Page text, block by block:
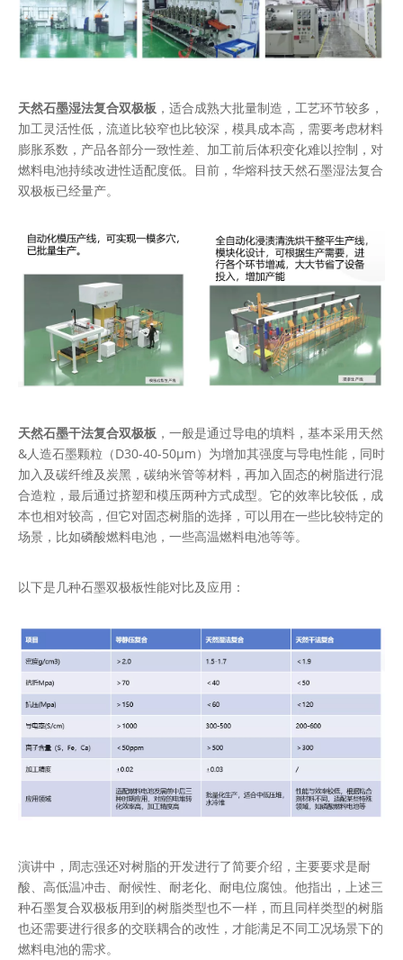
天然石墨湿法复合双极板 ，适合成熟大批量制造，工艺环节较多，
加工灵活性低，流道比较窄也比较深，模具成本高，需要考虑材料
膨胀系数，产品各部分一致性差、加工前后体积变化难以控制，对
燃料电池持续改进性适配度低。目前，华熔科技天然石墨湿法复合
双极板已经量产。
天然石墨干法复合双极板 ，一般是通过导电的填料，基本采用天然
&人造石墨颗粒（D30-40-50μm）为增加其强度与导电性能，同时
加入及碳纤维及炭黑，碳纳米管等材料，再加入固态的树脂进行混
合造粒，最后通过挤塑和模压两种方式成型。它的效率比较低，成
本也相对较高，但它对固态树脂的选择，可以用在一些比较特定的
场景，比如磷酸燃料电池，一些高温燃料电池等等。
以下是几种石墨双极板性能对比及应用：
演讲中，周志强还对树脂的开发进行了简要介绍，主要要求是耐
酸、高低温冲击、耐候性、耐老化、耐电位腐蚀。他指出，上述三
种石墨复合双极板用到的树脂类型也不一样，而且同样类型的树脂
也还需要进行很多的交联耦合的改性，才能满足不同工况场景下的
燃料电池的需求。